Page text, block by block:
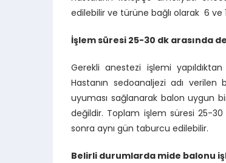
edilebilir ve türüne bağlı olarak 6 ve
İşlem süresi 25-30 dk arasında
Gerekli anestezi işlemi
Hastanın sedoanaljezi adı
uyuması sağlanarak balon uygun
değildir. Toplam işlem süresi 25-
sonra aynı gün taburcu edilebilir.
Belirli durumlarda mide balonu